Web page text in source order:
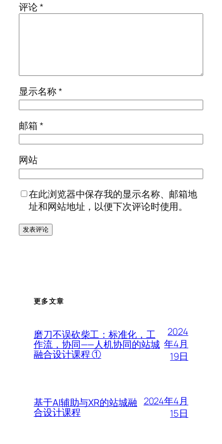
评论*
显示名称*
邮箱*
网站
在此浏览器中保存我的显示名称、邮箱地
址和网站地址，以便下次评论时使用。
更多文章
磨刀不误砍柴工：标准化，工
作流，协同——人机协同的站城
融合设计课程 ①
2024
年4月
19日
基于AI辅助与XR的站城融
合设计课程
2024年4月
15日